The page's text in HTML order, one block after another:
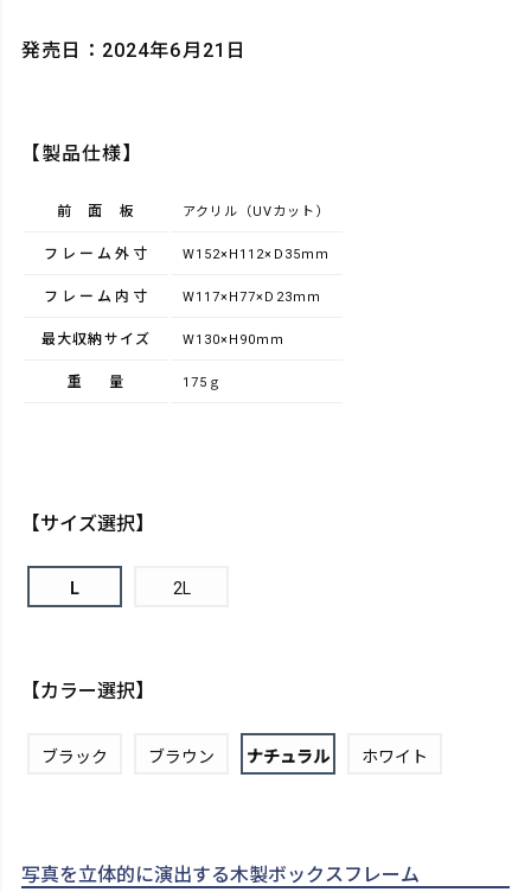
発売日：2024年6月21日
【製品仕様】
前面板 アクリル（UVカット）
フレーム外寸 W152×H112×D35ｍｍ
フレーム内寸 W117×H77×D23ｍｍ
最大収納サイズ W130×H90ｍｍ
重量 175ｇ
【サイズ選択】
L 2L
【カラー選択】
ブラック ブラウン ナチュラル ホワイト
写真を立体的に演出する木製ボックスフレーム